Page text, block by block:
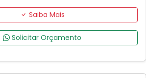
Saiba Mais
Solicitar Orçamento